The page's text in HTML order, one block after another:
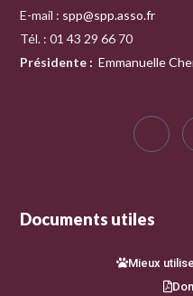
E-mail : spp@spp.asso.fr
Tél. : 01 43 29 66 70
Présidente : Emmanuelle
Documents utiles
Mieux